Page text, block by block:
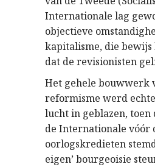
Internationale lag
objectieve
kapitalisme, die
dat de revisionisten
Het gehele bouwwerk
reformisme werd
lucht in geblazen, toen
de Internationale vóór
oorlogskredieten
eigen’ bourgeoisie